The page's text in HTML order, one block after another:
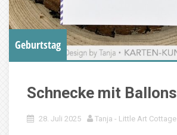
Geburtstag
Schnecke mit Ballons
28. Juli 2025 Tanja - Little Art Cottage